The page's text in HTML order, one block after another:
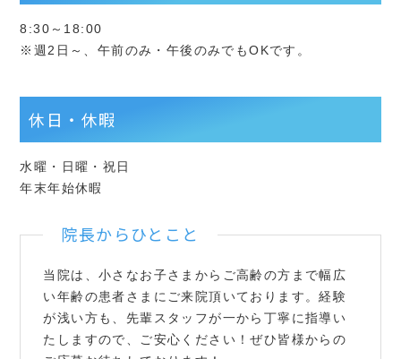
8:30～18:00
※週2日～、午前のみ・午後のみでもOKです。
休日・休暇
水曜・日曜・祝日
年末年始休暇
院長からひとこと
当院は、小さなお子さまからご高齢の方まで幅広
い年齢の患者さまにご来院頂いております。経験
が浅い方も、先輩スタッフが一から丁寧に指導い
たしますので、ご安心ください！ぜひ皆様からの